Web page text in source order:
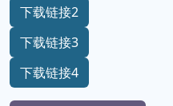
下载链接2
下载链接3
下载链接4